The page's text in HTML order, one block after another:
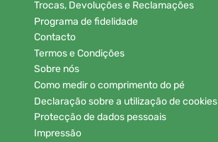
Trocas, Devoluções e Reclamações
Programa de fidelidade
Contacto
Termos e Condições
Sobre nós
Como medir o comprimento do pé
Declaração sobre a utilização de cookies
Protecção de dados pessoais
Impressão